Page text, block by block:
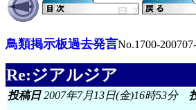
鳥類掲示板過去発言No.1700-
Re:ジアルジア
投稿日2007年7月13日(金)16時53分